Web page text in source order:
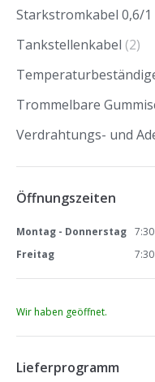
Starkstromkabel 0,6/1
Tankstellenkabel (2)
Trommelbare
Verdrahtungs- und
Öffnungszeiten
Montag - Donnerstag
Freitag
Wir haben geöffnet.
Lieferprogramm